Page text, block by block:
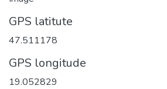
GPS latitute
47.511178
GPS longitude
19.052829